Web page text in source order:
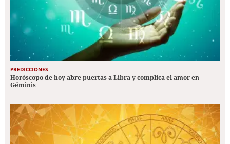
PREDICCIONES
Horóscopo de hoy abre puertas a Libra y complica el amor en
Géminis